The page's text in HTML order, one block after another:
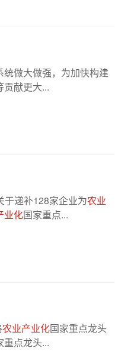
做大做强，为加快构建
献更大...
于递补128家企业为农业
业化国家重点...
农业产业化国家重点龙头
重点龙头...